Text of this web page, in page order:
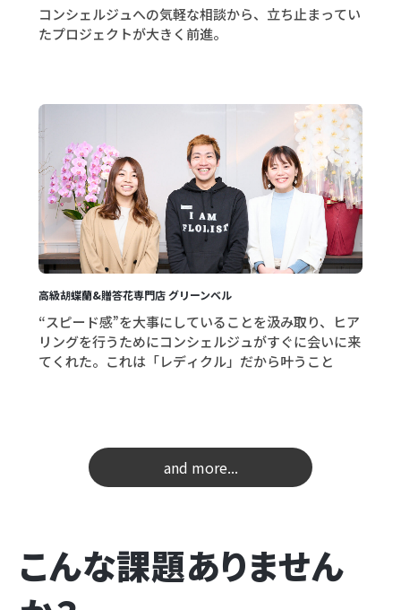
コンシェルジュへの気軽な相談から、立ち止まってい
たプロジェクトが大きく前進。
“スピード感”を大事にしていることを汲み取り、ヒア
リングを行うためにコンシェルジュがすぐに会いに来
てくれた。これは「レディクル」だから叶うこと
高級胡蝶蘭&贈答花専門店 グリーンベル
and more...
こんな課題ありません